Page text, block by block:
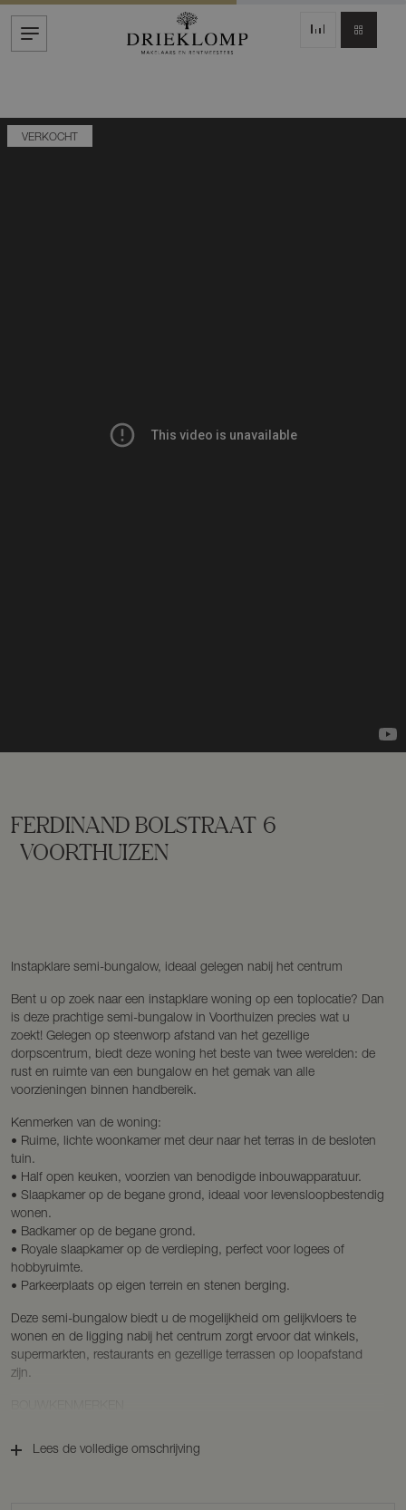
VERKOCHT
FERDINAND BOLSTRAAT 6
VOORTHUIZEN
Instapklare semi-bungalow, ideaal gelegen nabij het centrum
Bent u op zoek naar een instapklare woning op een toplocatie? Dan
is deze prachtige semi-bungalow in Voorthuizen precies wat u
zoekt! Gelegen op steenworp afstand van het gezellige
dorpscentrum, biedt deze woning het beste van twee werelden: de
rust en ruimte van een bungalow en het gemak van alle
voorzieningen binnen handbereik.
Kenmerken van de woning:
• Ruime, lichte woonkamer met deur naar het terras in de besloten
tuin.
• Half open keuken, voorzien van benodigde inbouwapparatuur.
• Slaapkamer op de begane grond, ideaal voor levensloopbestendig
wonen.
• Badkamer op de begane grond.
• Royale slaapkamer op de verdieping, perfect voor logees of
hobbyruimte.
• Parkeerplaats op eigen terrein en stenen berging.
Deze semi-bungalow biedt u de mogelijkheid om gelijkvloers te
wonen en de ligging nabij het centrum zorgt ervoor dat winkels,
supermarkten, restaurants en gezellige terrassen op loopafstand
zijn.
Bouwwijze: traditioneel gebouwd en met platen gedekt.
Lees de volledige omschrijving